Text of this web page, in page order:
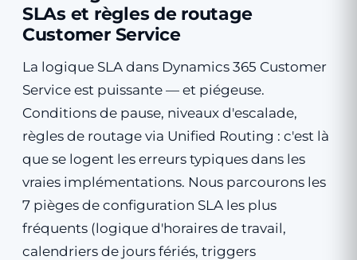
SLAs et règles de routage
Customer Service
La logique SLA dans Dynamics 365 Customer
Service est puissante — et piégeuse.
Conditions de pause, niveaux d'escalade,
règles de routage via Unified Routing : c'est là
que se logent les erreurs typiques dans les
vraies implémentations. Nous parcourons les
7 pièges de configuration SLA les plus
fréquents (logique d'horaires de travail,
calendriers de jours fériés, triggers